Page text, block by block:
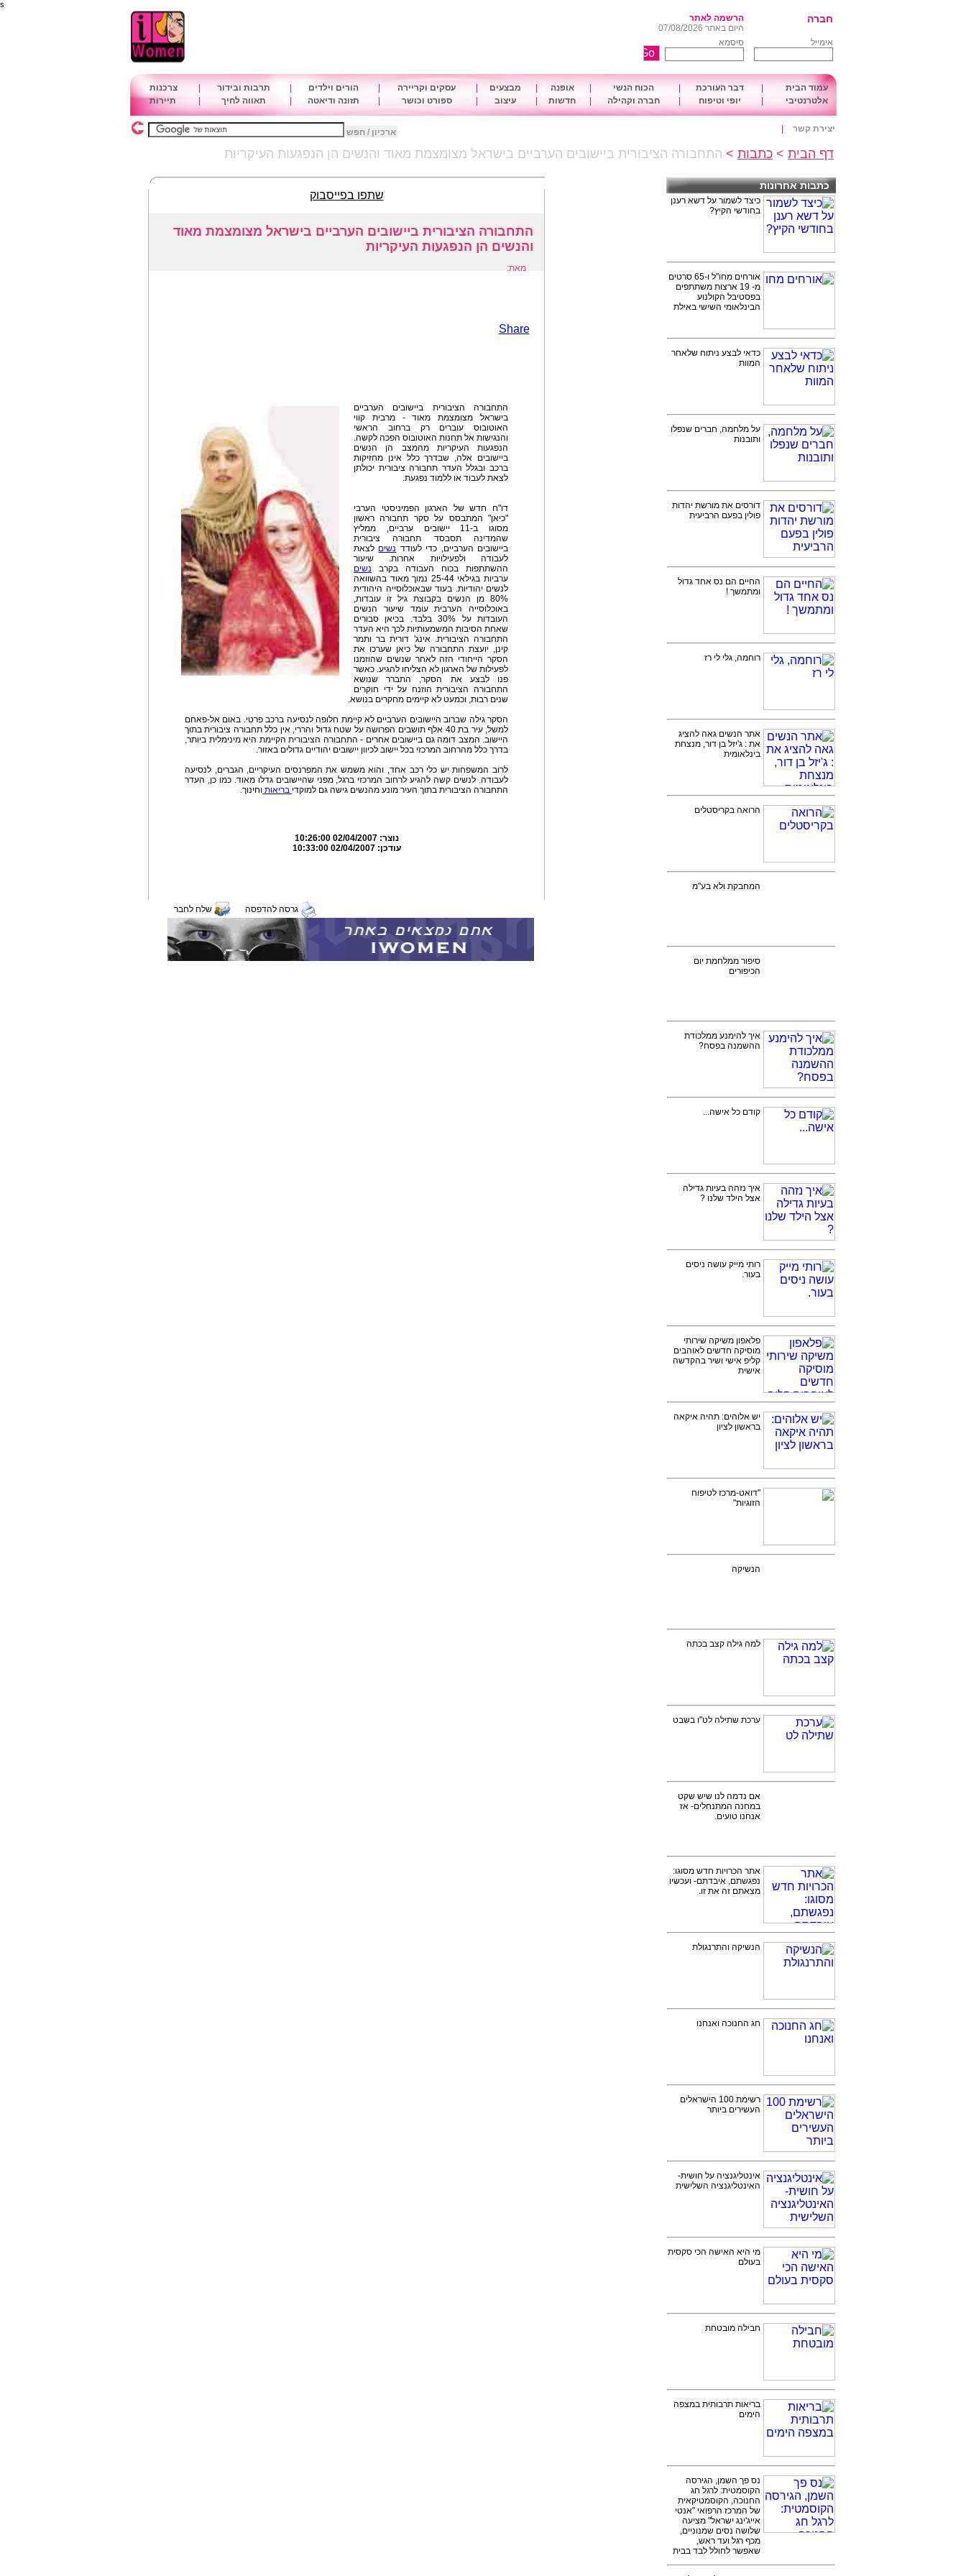
s
חברה
הרשמה לאתר
היום באתר 07/08/2026
אימייל
סיסמא
עמוד הבית דבר העורכת הכוח הנשי אופנה מבצעים עסקים וקריירה הורים וילדים תרבות ובידור
צרכנות
אלטרנטיבי
יופי וטיפוח חברה וקהילה חדשות עיצוב ספורט וכושר תזונה ודיאטה תאווה לחיך תיירות
יצירת קשר ארכיון / חפש
דף הבית > כתבות > התחבורה הציבורית ביישובים הערביים בישראל מצומצמת מאוד והנשים הן הנפגעות העיקריות
כתבות אחרונות
כיצד לשמור על דשא רענן
בחודשי הקיץ?
אורחים מחו"ל ו-65 סרטים
מ- 19 ארצות משתתפים
בפסטיבל הקולנוע
הבינלאומי השישי באילת
כדאי לבצע ניתוח שלאחר
המוות
על מלחמה, חברים שנפלו
ותובנות
דורסים את מורשת יהדות
פולין בפעם הרביעית
החיים הם נס אחד גדול
ומתמשך !
רוחמה, גלי לי רז
אתר הנשים גאה להציג
את : ג'יזל בן דור, מנצחת
בינלאומית
הרואה בקריסטלים
המחבקת ולא בע"מ
סיפור ממלחמת יום
הכיפורים
איך להימנע ממלכודת
ההשמנה בפסח?
קודם כל אישה...
איך נזהה בעיות גדילה
אצל הילד שלנו ?
רותי מייק עושה ניסים
בעור.
פלאפון משיקה שירותי
מוסיקה חדשים לאוהבים
קליפ אישי ושיר בהקדשה
אישית
יש אלוהים: תהיה איקאה
בראשון לציון
"דואט-מרכז לטיפוח
הזוגיות"
הנשיקה
למה גילה קצב בכתה
ערכת שתילה לט"ו בשבט
אם נדמה לנו שיש שקט
במחנה המתנחלים- אז
אנחנו טועים.
אתר הכרויות חדש מסוגו:
נפגשתם, איבדתם- ועכשיו
מצאתם זה את זו.
הנשיקה והתרנגולת
חג החנוכה ואנחנו
רשימת 100 הישראלים
העשירים ביותר
אינטליגנציה על חושית-
האינטליגנציה השלישית
מי היא האישה הכי סקסית
בעולם
חבילה מובטחת
בריאות תרבותית במצפה
הימים
נס פך השמן, הגירסה
הקוסמטית: לרגל חג
החנוכה, הקוסמטיקאית
של המרכז הרפואי "אנטי
אייג'ינג ישראל" מציעה
שלושה נסים שמנוניים,
מכף רגל ועד ראש,
שאפשר לחולל לבד בבית
שתפו בפייסבוק
התחבורה הציבורית ביישובים הערביים בישראל מצומצמת מאוד
והנשים הן הנפגעות העיקריות
מאת:
Share
התחבורה הציבורית ביישובים הערביים
בישראל מצומצמת מאוד - מרבית קווי
האוטובוס עוברים רק ברחוב הראשי
והנגישות אל תחנות האוטובוס הפכה לקשה.
הנפגעות העיקריות מהמצב הן הנשים
ביישובים אלה, שבדרך כלל אינן מחזיקות
ברכב ובגלל העדר תחבורה ציבורית יכולתן
לצאת לעבוד או ללמוד נפגעת.
דו"ח חדש של הארגון הפמיניסטי הערבי
"כיאן" המתבסס על סקר תחבורה ראשון
מסוגו ב-11 יישובים ערביים, ממליץ
שהמדינה תסבסד תחבורה ציבורית
ביישובים הערביים, כדי לעודד נשים לצאת
לעבודה ולפעילויות אחרות. שיעור
ההשתתפות בכוח העבודה בקרב נשים
ערביות בגילאי 25-44 נמוך מאוד בהשוואה
לנשים יהודיות. בעוד שבאוכלוסייה היהודית
80% מן הנשים בקבוצת גיל זו עובדות,
באוכלוסייה הערבית עומד שיעור הנשים
העובדות על 30% בלבד. בכיאן סבורים
שאחת הסיבות המשמעותיות לכך היא העדר
התחבורה הציבורית. אינג' דורית בר ותמר
קינן, יועצת התחבורה של כיאן שערכו את
הסקר הייחודי הזה לאחר שנשים שהוזמנו
לפעילות של הארגון לא הצליחו להגיע. כאשר
פנו לבצע את הסקר, התברר שנושא
התחבורה הציבורית הוזנח על ידי חוקרים
שנים רבות, וכמעט לא קיימים מחקרים בנושא.
הסקר גילה שברוב היישובים הערביים לא קיימת חלופה לנסיעה ברכב פרטי. באום אל-פאחם
למשל, עיר בת 40 אלף תושבים הפרושה על שטח גדול והררי, אין כלל תחבורה ציבורית בתוך
היישוב. המצב דומה גם ביישובים אחרים - התחבורה הציבורית הקיימת היא מינימלית ביותר,
בדרך כלל מהרחוב המרכזי בכל יישוב לכיוון יישובים יהודיים גדולים באזור.
לרוב המשפחות יש כלי רכב אחד, והוא משמש את המפרנסים העיקריים, הגברים, לנסיעה
לעבודה. לנשים קשה להגיע לרחוב המרכזי ברגל, מפני שהיישובים גדלו מאוד. כמו כן, העדר
התחבורה הציבורית בתוך העיר מונע מהנשים גישה גם למוקדי בריאות וחינוך.
נוצר:02/04/2007 10:26:00
עודכן:02/04/2007 10:33:00
גרסה להדפסה שלח לחבר